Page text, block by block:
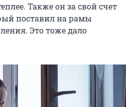
Также он за свой счет
поставил на рамы
Это тоже дало